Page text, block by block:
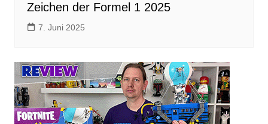
Zeichen der Formel 1 2025
7. Juni 2025